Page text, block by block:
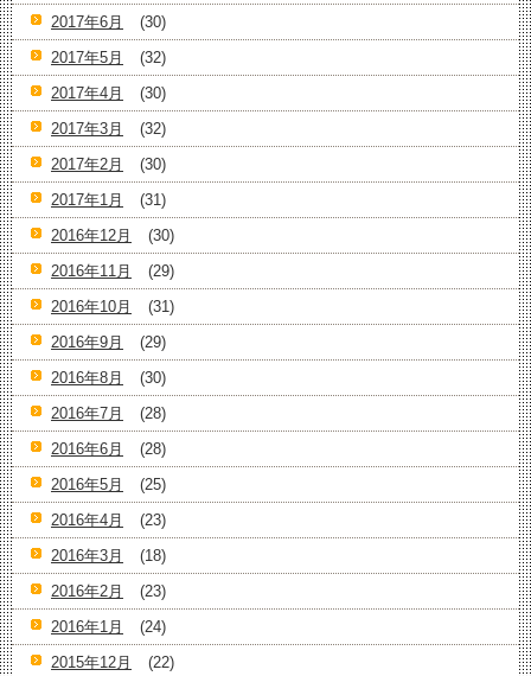
2017年6月
(30)
2017年5月
(32)
2017年4月
(30)
2017年3月
(32)
2017年2月
(30)
2017年1月
(31)
2016年12月
(30)
2016年11月
(29)
2016年10月
(31)
2016年9月
(29)
2016年8月
(30)
2016年7月
(28)
2016年6月
(28)
2016年5月
(25)
2016年4月
(23)
2016年3月
(18)
2016年2月
(23)
2016年1月
(24)
2015年12月
(22)